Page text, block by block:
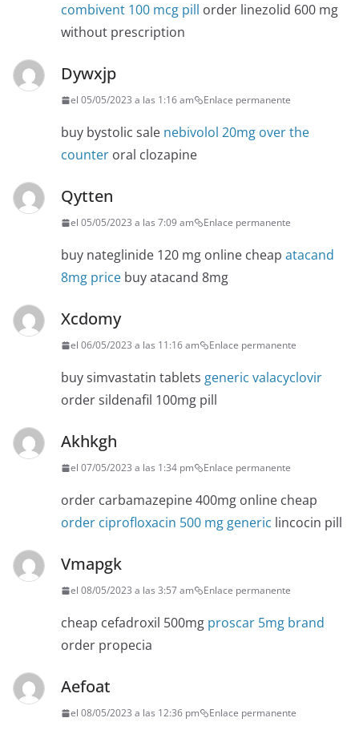
combivent 100 mcg pill order linezolid 600 mg
without prescription
Dywxjp
el 05/05/2023 a las 1:16 am Enlace permanente
buy bystolic sale nebivolol 20mg over the
counter oral clozapine
Qytten
el 05/05/2023 a las 7:09 am Enlace permanente
buy nateglinide 120 mg online cheap atacand
8mg price buy atacand 8mg
Xcdomy
el 06/05/2023 a las 11:16 am Enlace permanente
buy simvastatin tablets generic valacyclovir
order sildenafil 100mg pill
Akhkgh
el 07/05/2023 a las 1:34 pm Enlace permanente
order carbamazepine 400mg online cheap
order ciprofloxacin 500 mg generic lincocin pill
Vmapgk
el 08/05/2023 a las 3:57 am Enlace permanente
cheap cefadroxil 500mg proscar 5mg brand
order propecia
Aefoat
el 08/05/2023 a las 12:36 pm Enlace permanente